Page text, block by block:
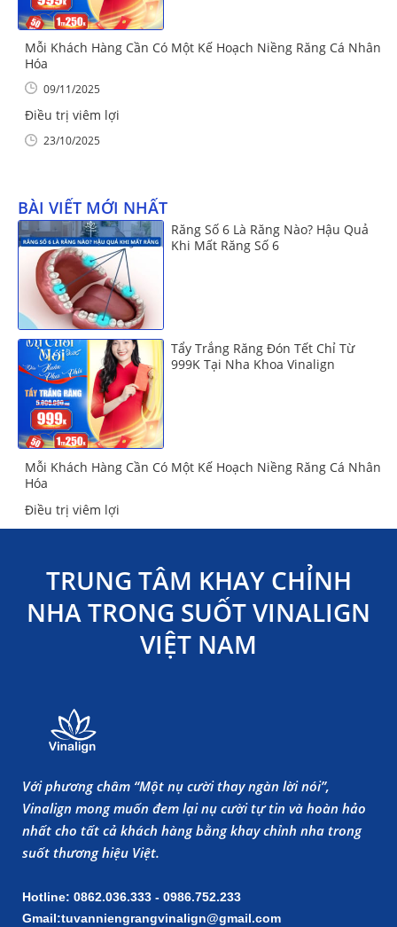
Mỗi Khách Hàng Cần Có Một Kế Hoạch Niềng Răng Cá Nhân
Hóa
09/11/2025
Điều trị viêm lợi
23/10/2025
BÀI VIẾT MỚI NHẤT
Răng Số 6 Là Răng Nào? Hậu Quả
Khi Mất Răng Số 6
Tẩy Trắng Răng Đón Tết Chỉ Từ
999K Tại Nha Khoa Vinalign
Mỗi Khách Hàng Cần Có Một Kế Hoạch Niềng Răng Cá Nhân
Hóa
Điều trị viêm lợi
TRUNG TÂM KHAY CHỈNH
NHA TRONG SUỐT VINALIGN
VIỆT NAM
Với phương châm “Một nụ cười thay ngàn lời nói”,
Vinalign mong muốn đem lại nụ cười tự tin và hoàn hảo
nhất cho tất cả khách hàng bằng khay chỉnh nha trong
suốt thương hiệu Việt.
Hotline: 0862.036.333 - 0986.752.233
Gmail:tuvanniengrangvinalign@gmail.com